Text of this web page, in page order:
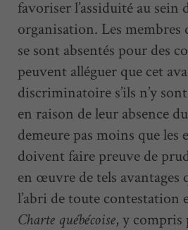
favoriser l’assiduité au sein
organisation. Les membres
se sont absentés pour des
peuvent alléguer que cet
discriminatoire s’ils n’y
en raison de leur absence
demeure pas moins que les
doivent faire preuve de
en œuvre de tels avantages
l’abri de toute contestation
Charte québécoise, y compris